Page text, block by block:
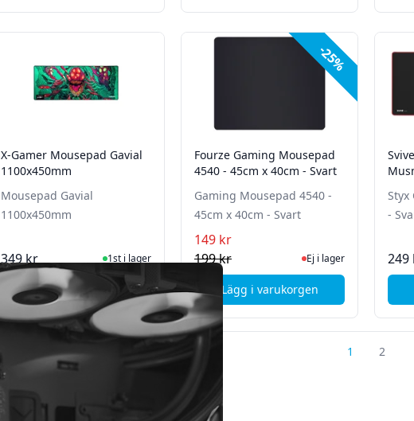
X-Gamer Mousepad Gavial
1100x450mm
Mousepad Gavial
1100x450mm
349 kr I Lager1st i lager
Lägg i varukorgen, X-Gamer Mousepad Gavial 1100x450mm
-25%
Fourze Gaming Mousepad
4540 - 45cm x 40cm - Svart
Gaming Mousepad 4540 -
45cm x 40cm - Svart
149 kr
199 kr
Ej i lager, besök
Ej i lager
Lägg i varukorgen
, Fourze Gaming
Styx
-
249
1 2